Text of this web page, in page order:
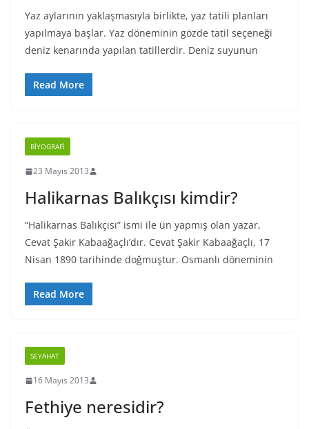
Yaz aylarının yaklaşmasıyla birlikte, yaz tatili planları
yapılmaya başlar. Yaz döneminin gözde tatil seçeneği
deniz kenarında yapılan tatillerdir. Deniz suyunun
Read More
BIYOGRAFI
23 Mayıs 2013
Halikarnas Balıkçısı kimdir?
“Halikarnas Balıkçısı” ismi ile ün yapmış olan yazar,
Cevat Şakir Kabaağaçlı’dır. Cevat Şakir Kabaağaçlı, 17
Nisan 1890 tarihinde doğmuştur. Osmanlı döneminin
Read More
SEYAHAT
16 Mayıs 2013
Fethiye neresidir?